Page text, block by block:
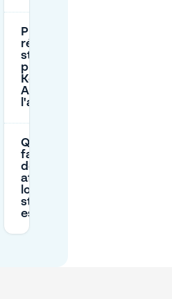
Puis-je
réserver un
stationnement
près de
Koning
Albertplein à
l'avance ?
Que dois-je
faire les jours
de forte
affluence
lorsque le
stationnement
est limité ?